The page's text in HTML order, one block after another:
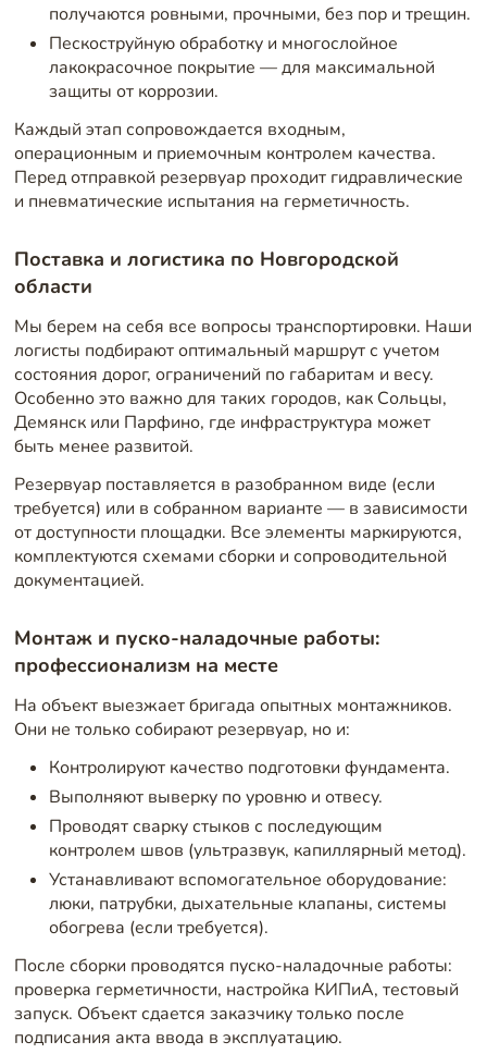
получаются ровными, прочными, без пор и трещин.
Пескоструйную обработку и многослойное
лакокрасочное покрытие — для максимальной
защиты от коррозии.
Каждый этап сопровождается входным,
операционным и приемочным контролем качества.
Перед отправкой резервуар проходит гидравлические
и пневматические испытания на герметичность.
Поставка и логистика по Новгородской
области
Мы берем на себя все вопросы транспортировки. Наши
логисты подбирают оптимальный маршрут с учетом
состояния дорог, ограничений по габаритам и весу.
Особенно это важно для таких городов, как Сольцы,
Демянск или Парфино, где инфраструктура может
быть менее развитой.
Резервуар поставляется в разобранном виде (если
требуется) или в собранном варианте — в зависимости
от доступности площадки. Все элементы маркируются,
комплектуются схемами сборки и сопроводительной
документацией.
Монтаж и пуско-наладочные работы:
профессионализм на месте
На объект выезжает бригада опытных монтажников.
Они не только собирают резервуар, но и:
Контролируют качество подготовки фундамента.
Выполняют выверку по уровню и отвесу.
Проводят сварку стыков с последующим
контролем швов (ультразвук, капиллярный метод).
Устанавливают вспомогательное оборудование:
люки, патрубки, дыхательные клапаны, системы
обогрева (если требуется).
После сборки проводятся пуско-наладочные работы:
проверка герметичности, настройка КИПиА, тестовый
запуск. Объект сдается заказчику только после
подписания акта ввода в эксплуатацию.